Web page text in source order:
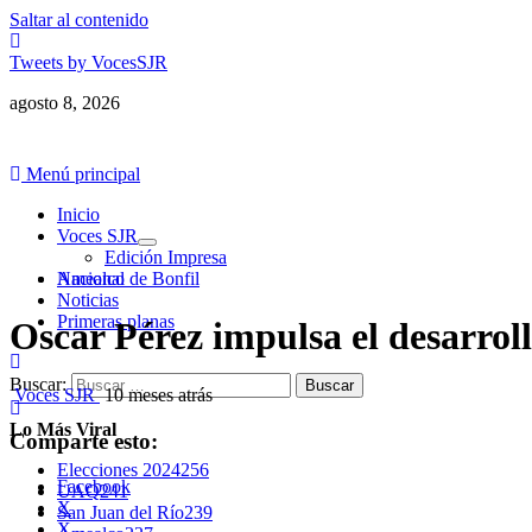
Saltar al contenido
Tweets by VocesSJR
agosto 8, 2026
Menú principal
Inicio
Voces SJR
Edición Impresa
Nacional
Noticias
Primeras planas
Buscar:
Lo Más Viral
Elecciones 2024256
UAQ241
San Juan del Río239
Amealco de Bonfil
Oscar Pérez impulsa el
Voces SJR10 meses atrás
Comparte esto:
Facebook
X